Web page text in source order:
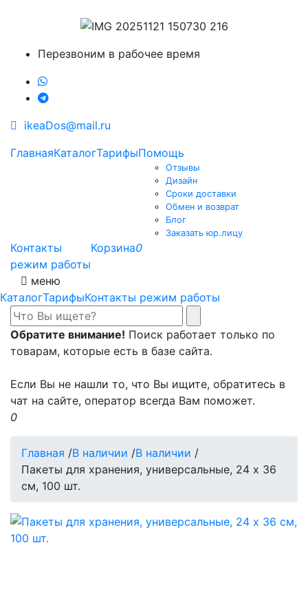
Перезвоним в рабочее время
ikeaDos@mail.ru
ГлавнаяКаталогТарифыПомощь
Отзывы
Дизайн
Сроки доставки
Обмен и возврат
Блог
Заказать юр.лицу
Контакты
режим работы
Корзина0
меню
КаталогТарифыКонтакты режим работы
Обратите внимание! Поиск работает только по
товарам, которые есть в базе сайта.
Если Вы не нашли то, что Вы ищите, обратитесь в
чат на сайте, оператор всегда Вам поможет.
0
Главная /В наличии /В наличии /
Пакеты для хранения, универсальные, 24 х 36
см, 100 шт.